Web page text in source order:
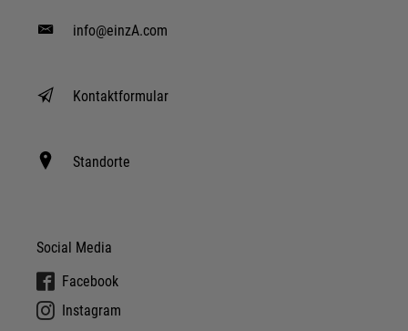
info@einzA.com
Kontaktformular
Standorte
Social Media
Facebook
Instagram